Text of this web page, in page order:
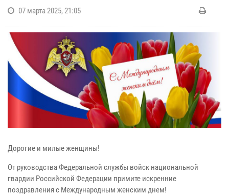
07 марта 2025, 21:05
Дорогие и милые женщины!
От руководства Федеральной службы войск национальной
гвардии Российской Федерации примите искренние
поздравления с Международным женским днем!